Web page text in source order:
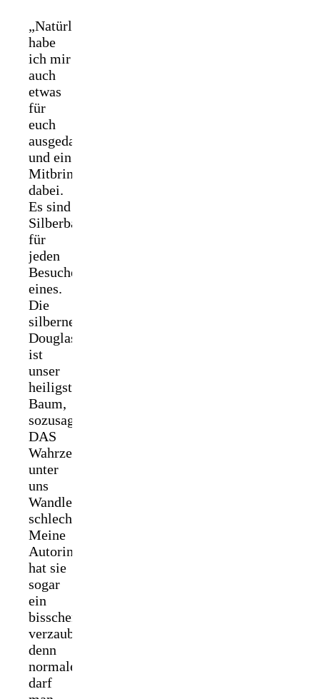
„Natürlich
habe
ich mir
auch
etwas
für
euch
ausgedacht
und ein
Mitbringsel
dabei.
Es sind
Silberbaumblätter,
für
jeden
Besucher
eines.
Die
silberne
Douglasie
ist
unser
heiligster
Baum,
sozusagen
DAS
Wahrzeichen
unter
uns
Wandlern
schlechthin.
Meine
Autorin
hat sie
sogar
ein
bisschen
verzaubert,
denn
normalerweise
darf